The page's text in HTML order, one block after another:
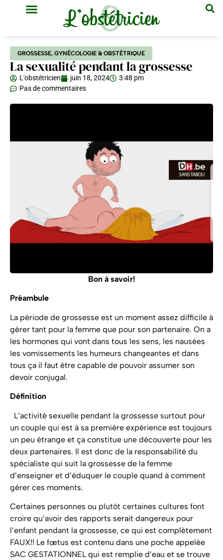
GROSSESSE, GYNÉCOLOGIE & OBSTÉTRIQUE
La sexualité pendant la grossesse
L'obstétricien juin 18, 2024
3:48 pm
Pas de commentaires
Bon à savoir!
Préambule
La période de grossesse est un moment assez difficile à
gérer tant pour la femme que pour son partenaire. On a
les hormones qui vont dans tous les sens, les nausées
les vomissements les humeurs changeantes et dans
tous ça il faut être capable de pouvoir assumer son
devoir conjugal.
Définition
L’activité sexuelle pendant la grossesse surtout pour
un couple qui est à sa première expérience est toujours
un peu étrange et ça constitue une découverte pour les
deux partenaires. Il est donc de la responsabilité du
spécialiste qui suit la grossesse de la femme
d’enseigner et d’éduquer le couple quand à comment
gérer ces moments.
Certaines personnes ou plutôt certaines cultures font
croire qu’avoir des rapports serait dangereux pour
l’enfant pendant la grossesse, ce qui est complètement
FAUX!! Le fœtus est contenu dans une poche appelée
SAC GESTATIONNEL qui est remplie d’eau et se trouve